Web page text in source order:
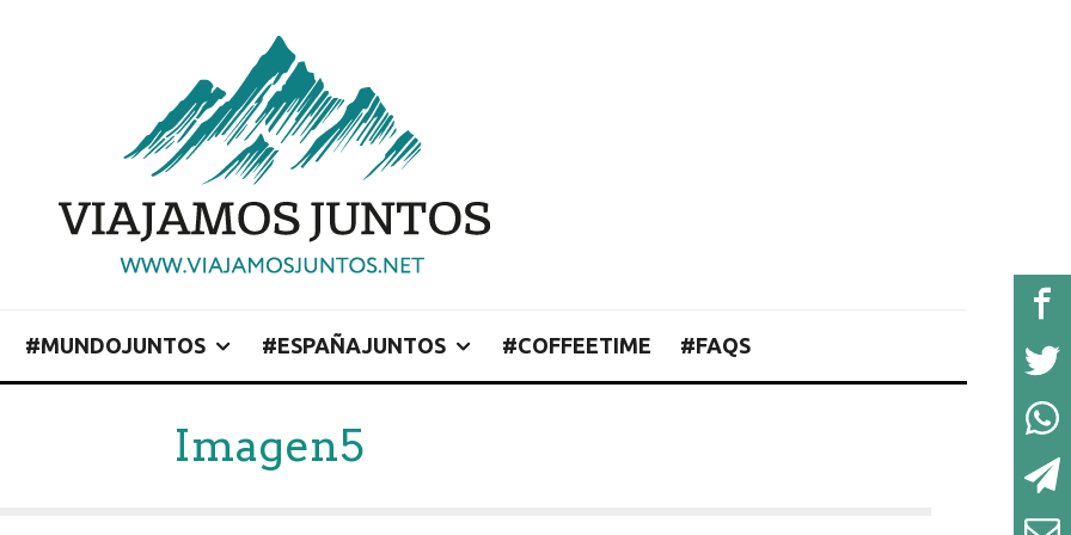
#MUNDOJUNTOS #ESPAÑAJUNTOS #COFFEETIME #FAQS
Imagen5